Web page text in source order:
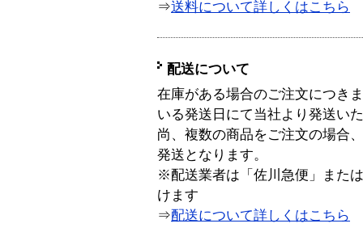
⇒送料について詳しくはこちら
配送について
在庫がある場合のご注文につき
いる発送日にて当社より発送い
尚、複数の商品をご注文の場合
発送となります。
※配送業者は「佐川急便」また
けます
⇒配送について詳しくはこちら